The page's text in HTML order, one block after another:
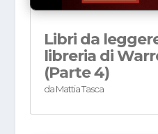
Libri da
libreria di
(Parte 4)
daMattia Tasca